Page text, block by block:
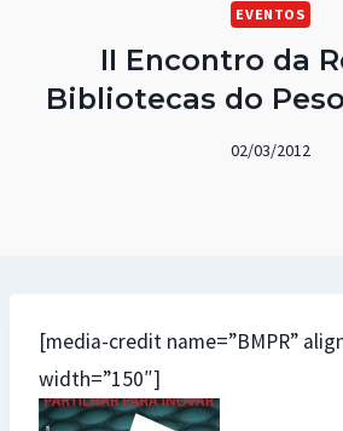
EVENTOS
II Encontro da
Bibliotecas do
02/03/2012
[media-credit name=”BMPR”
width=”150″]